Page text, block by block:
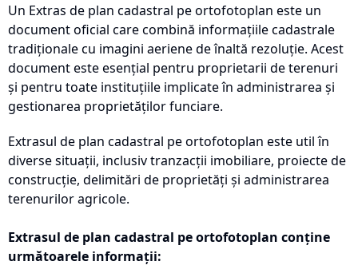
Un Extras de plan cadastral pe ortofotoplan este un
document oficial care combină informațiile cadastrale
tradiționale cu imagini aeriene de înaltă rezoluție. Acest
document este esențial pentru proprietarii de terenuri
și pentru toate instituțiile implicate în administrarea și
gestionarea proprietăților funciare.
Extrasul de plan cadastral pe ortofotoplan este util în
diverse situații, inclusiv tranzacții imobiliare, proiecte de
construcție, delimitări de proprietăți și administrarea
terenurilor agricole.
Extrasul de plan cadastral pe ortofotoplan conține
următoarele informații: